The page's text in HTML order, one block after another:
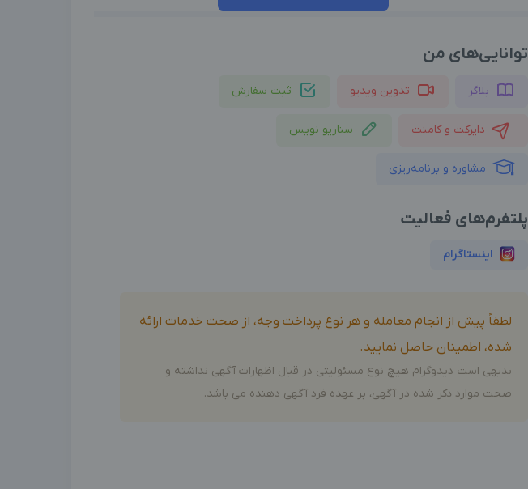
توانایی‌های من
بلاگر تدوین ویدیو ثبت سفارش
دایرکت و کامنت سناریو نویس
مشاوره و برنامه‌ریزی
پلتفرم‌های فعالیت
اینستاگرام
لطفاً پیش از انجام معامله و هر نوع پرداخت وجه، از صحت خدمات ارائه
شده، اطمینان حاصل نمایید.
بدیهی است دیدوگرام هیچ نوع مسئولیتی در قبال اظهارات آگهی نداشته و
صحت موارد ذکر شده در آگهی، بر عهده فرد آگهی دهنده می باشد.